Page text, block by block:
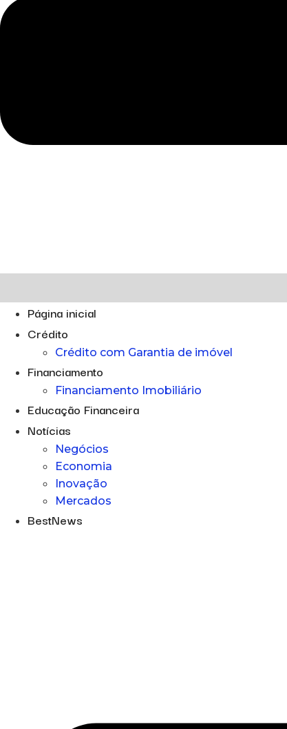
Página inicial
Crédito
Crédito com Garantia de imóvel
Financiamento
Financiamento Imobiliário
Educação Financeira
Notícias
Negócios
Economia
Inovação
Mercados
BestNews